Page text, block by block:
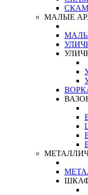
МАЛЫЕ